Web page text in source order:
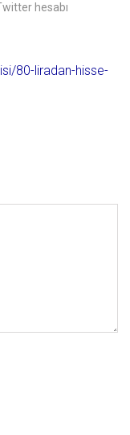
hesabı
80-liradan-hisse-